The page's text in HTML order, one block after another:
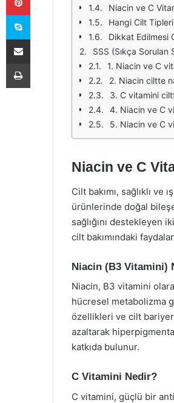
Niacin ve C
Hangi Cilt
Dikkat Edilmesi
SSS (Sıkça Sorulan
1. Niacin ve C
2. Niacin ciltte
3. C vitamini
4. Niacin ve C
5. Niacin ve C
Niacin ve C
Cilt bakımı, sağlıklı ve
ürünlerinde doğal
sağlığını destekleyen
cilt bakımındaki
Niacin (B3 Vitamini)
Niacin, B3 vitamini
hücresel metabolizma
özellikleri ve cilt
azaltarak
katkıda bulunur.
C Vitamini Nedir?
C vitamini, güçlü bir
Skype
E-Posta ile paylaş